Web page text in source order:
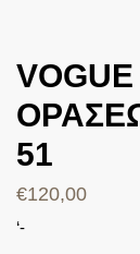
51
€120,00
‘-